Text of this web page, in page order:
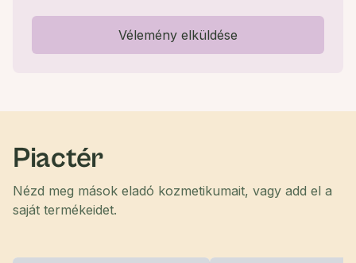
Vélemény elküldése
Piactér
Nézd meg mások eladó kozmetikumait, vagy add el a
saját termékeidet.